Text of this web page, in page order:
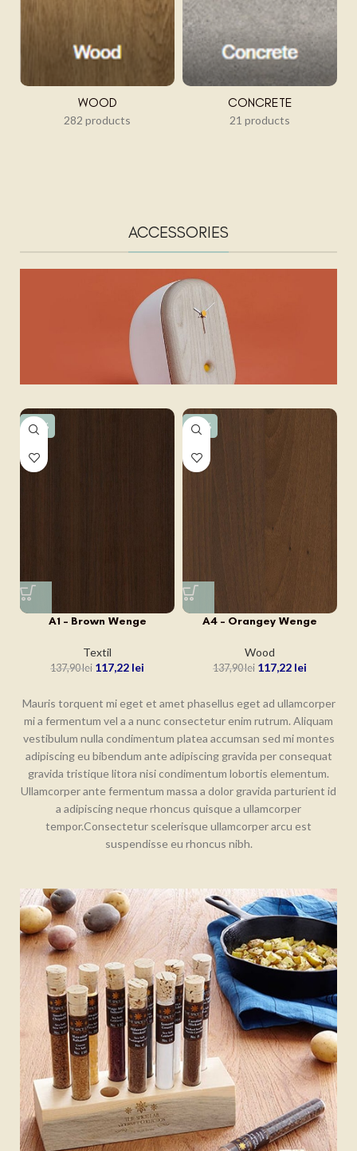
WOOD
282 products
CONCRETE
21 products
ACCESSORIES
-15%
A1 – Brown Wenge
Textil
137,90lei 117,22 lei
-15%
A4 – Orangey Wenge
Wood
137,90lei 117,22 lei
Mauris torquent mi eget et amet phasellus eget ad ullamcorper
mi a fermentum vel a a nunc consectetur enim rutrum. Aliquam
vestibulum nulla condimentum platea accumsan sed mi montes
adipiscing eu bibendum ante adipiscing gravida per consequat
gravida tristique litora nisi condimentum lobortis elementum.
Ullamcorper ante fermentum massa a dolor gravida parturient id
a adipiscing neque rhoncus quisque a ullamcorper
tempor.Consectetur scelerisque ullamcorper arcu est
suspendisse eu rhoncus nibh.